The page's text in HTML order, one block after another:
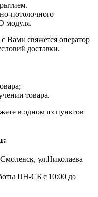
потолочного
модуля.
Вами свяжется оператор
доставки.
товара.
в одном из пунктов
ул.Николаева
ПН-СБ с 10:00 до